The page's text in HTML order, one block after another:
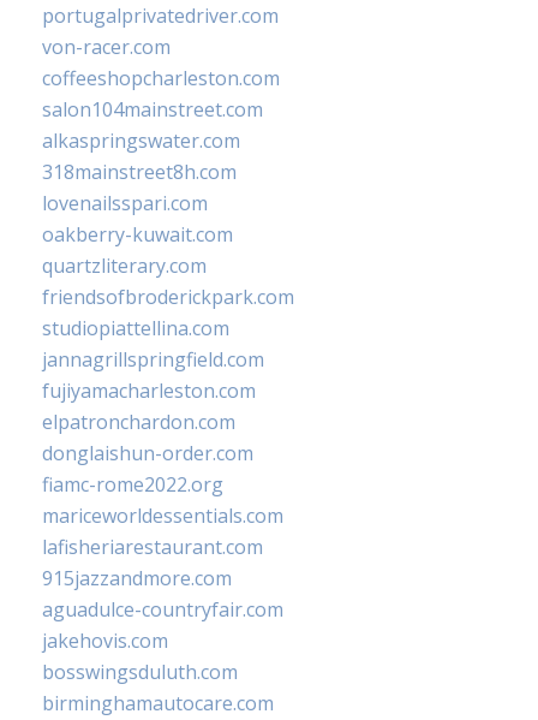
portugalprivatedriver.com
von-racer.com
coffeeshopcharleston.com
salon104mainstreet.com
alkaspringswater.com
318mainstreet8h.com
lovenailsspari.com
oakberry-kuwait.com
quartzliterary.com
friendsofbroderickpark.com
studiopiattellina.com
jannagrillspringfield.com
fujiyamacharleston.com
elpatronchardon.com
donglaishun-order.com
fiamc-rome2022.org
mariceworldessentials.com
lafisheriarestaurant.com
915jazzandmore.com
aguadulce-countryfair.com
jakehovis.com
bosswingsduluth.com
birminghamautocare.com